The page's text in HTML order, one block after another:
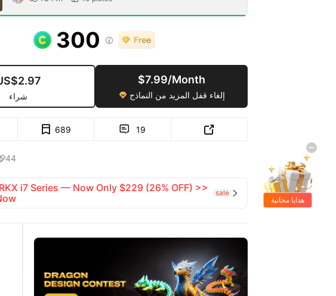
300 
شراء
$7.99/Month
 إلغاء قفل المزيد من النماذج
689  19 
44
i7 Series — Now Only $229 (26% OFF) >>
sale 
هدايا مجانية